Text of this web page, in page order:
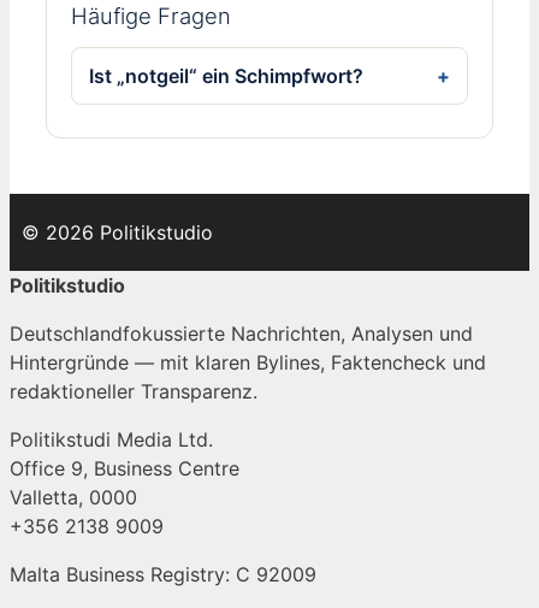
Häufige Fragen
Ist „notgeil“ ein Schimpfwort?
© 2026 Politikstudio
Politikstudio
Deutschlandfokussierte Nachrichten, Analysen und
Hintergründe — mit klaren Bylines, Faktencheck und
redaktioneller Transparenz.
Politikstudi Media Ltd.
Office 9, Business Centre
Valletta, 0000
+356 2138 9009
Malta Business Registry: C 92009